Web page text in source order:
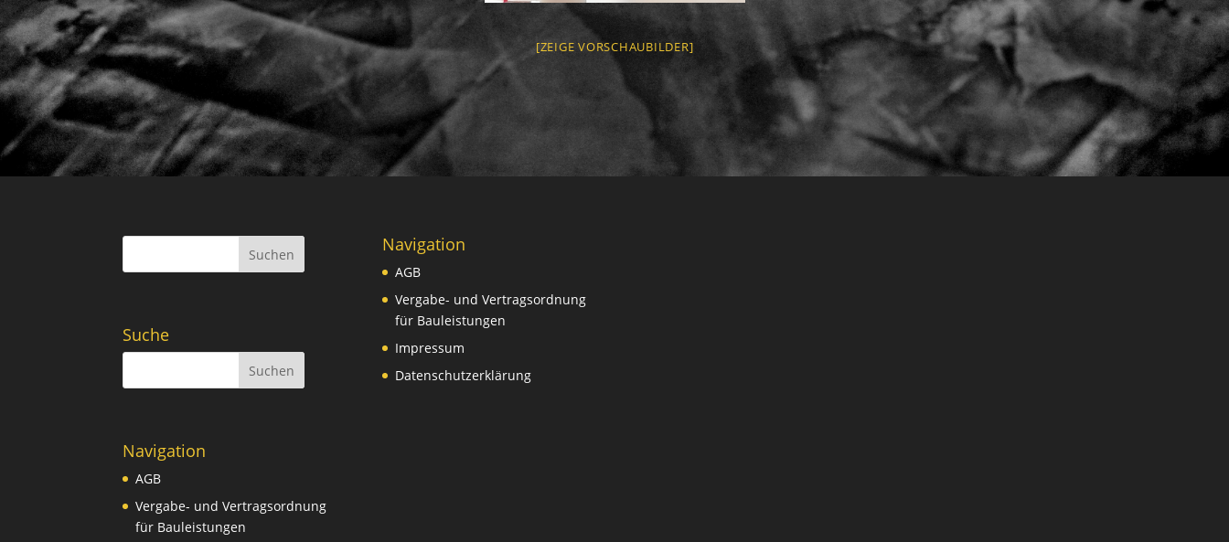
[ZEIGE VORSCHAUBILDER]
Suchen
Suche
Navigation
AGB
Vergabe- und Vertragsordnung
für Bauleistungen
Navigation
AGB
Vergabe- und Vertragsordnung
für Bauleistungen
Impressum
Datenschutzerklärung